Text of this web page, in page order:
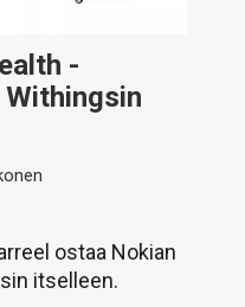
-
ostaa Nokian
itselleen.